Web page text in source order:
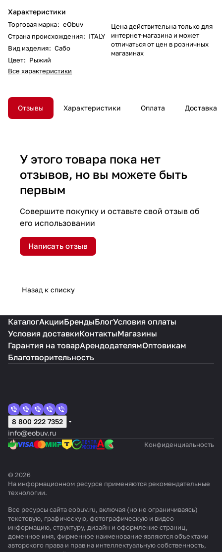
Характеристики
Торговая марка: eObuv
Страна происхождения: ITALY
Вид изделия: Сабо
Цвет: Рыжий
Все характеристики
Цена действительна только для
интернет-магазина и может
отличаться от цен в розничных
магазинах
Отзывы Характеристики Оплата Доставка
У этого товара пока нет
отзывов, но вы можете быть
первым
Совершите покупку и оставьте свой отзыв об
его использовании
Написать отзыв
Назад к списку
КаталогАкцииБрендыБлогУсловия оплаты
Условия доставкиКонтактыМагазины
Гарантия на товарАрендодателямОптовикам
Благотворительность
8 800 222 7352
info@eobuv.ru
Конфиденциальность
© 2026
На информационном ресурсе применяются рекомендательные
технологии.
Все ресурсы сайта eobuv.ru, включая (но не ограничиваясь)
текстовую, графическую, фотографическую и видео
информацию, структуру, дизайн и оформление страниц,
доменное имя, фирменное наименование являются объектами
авторского права и прав на интеллектуальную собственность,